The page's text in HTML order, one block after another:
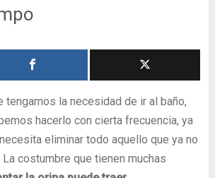
tengamos la necesidad de ir al baño,
hacerlo con cierta frecuencia, ya
eliminar todo aquello que ya no
La costumbre que tienen muchas